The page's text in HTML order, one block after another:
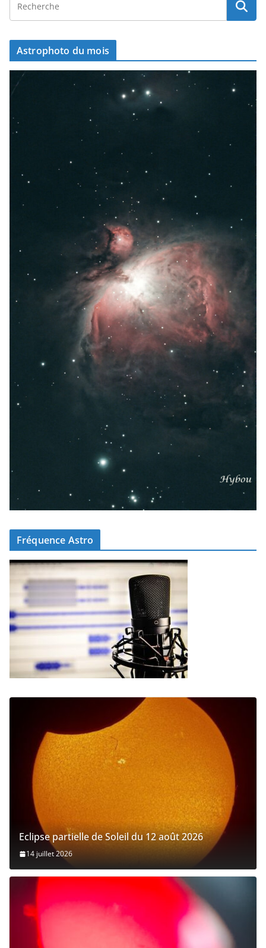
Astrophoto du mois
Fréquence Astro
Eclipse partielle de Soleil du 12 août 2026
14 juillet 2026